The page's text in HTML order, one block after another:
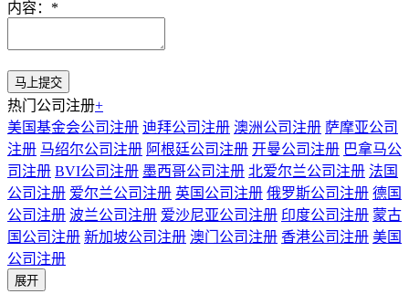
内容： *
热门公司注册+
美国基金会公司注册 迪拜公司注册 澳洲公司注册 萨摩亚公司
注册 马绍尔公司注册 阿根廷公司注册 开曼公司注册 巴拿马公
司注册 BVI公司注册 墨西哥公司注册 北爱尔兰公司注册 法国
公司注册 爱尔兰公司注册 英国公司注册 俄罗斯公司注册 德国
公司注册 波兰公司注册 爱沙尼亚公司注册 印度公司注册 蒙古
国公司注册 新加坡公司注册 澳门公司注册 香港公司注册 美国
公司注册
展开